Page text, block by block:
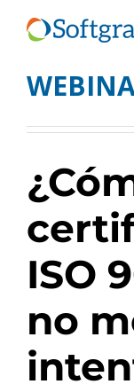
Saltar
ISO
no